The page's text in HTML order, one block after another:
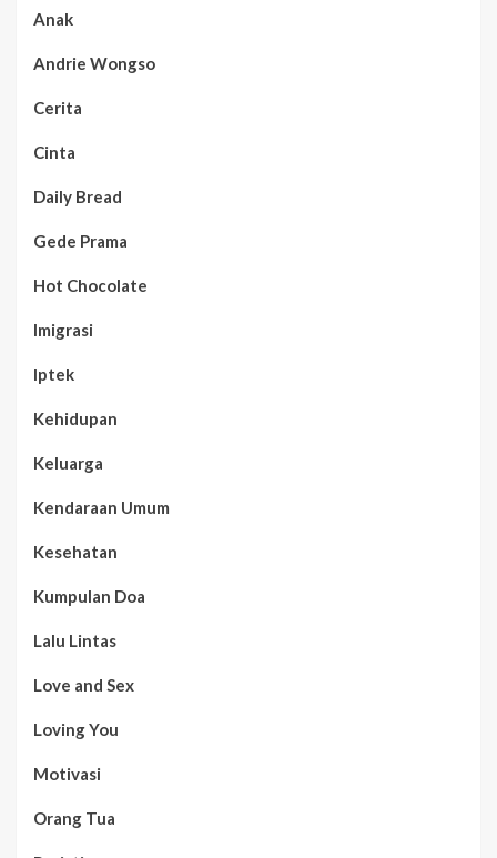
Anak
Andrie Wongso
Cerita
Cinta
Daily Bread
Gede Prama
Hot Chocolate
Imigrasi
Iptek
Kehidupan
Keluarga
Kendaraan Umum
Kesehatan
Kumpulan Doa
Lalu Lintas
Love and Sex
Loving You
Motivasi
Orang Tua